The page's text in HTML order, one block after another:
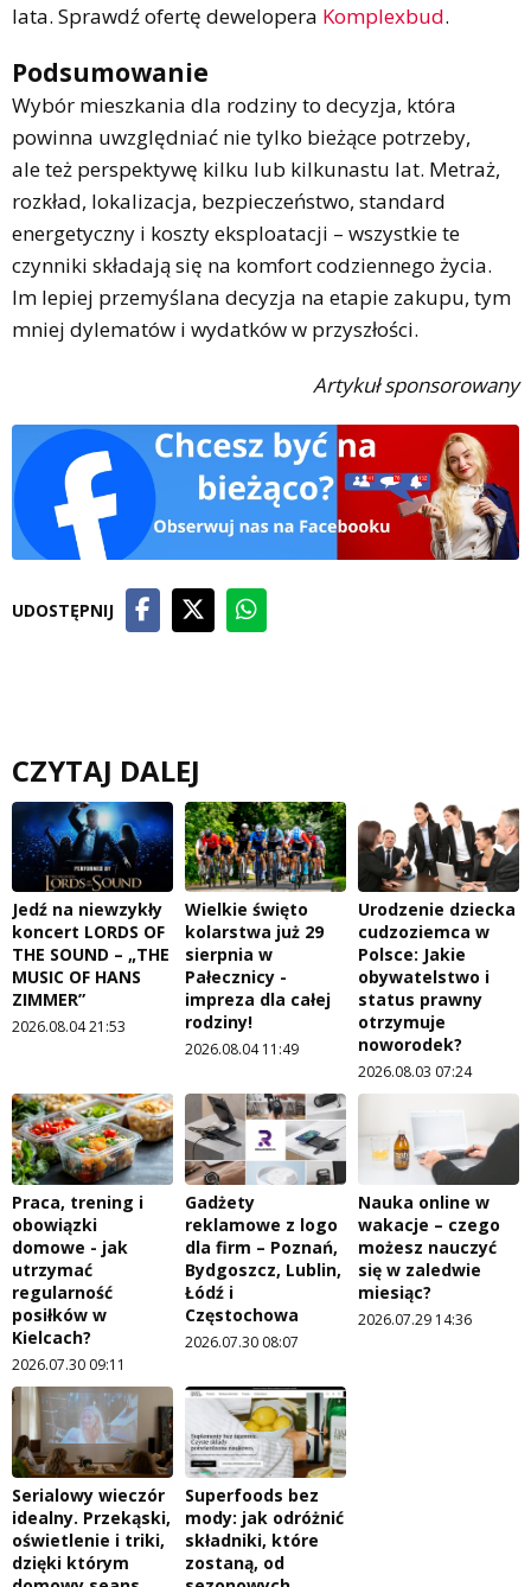
lata. Sprawdź ofertę dewelopera Komplexbud.
Podsumowanie
Wybór mieszkania dla rodziny to decyzja, która
powinna uwzględniać nie tylko bieżące potrzeby,
ale też perspektywę kilku lub kilkunastu lat. Metraż,
rozkład, lokalizacja, bezpieczeństwo, standard
energetyczny i koszty eksploatacji – wszystkie te
czynniki składają się na komfort codziennego życia.
Im lepiej przemyślana decyzja na etapie zakupu, tym
mniej dylematów i wydatków w przyszłości.
Artykuł sponsorowany
UDOSTĘPNIJ
CZYTAJ DALEJ
Jedź na niewzykły
koncert LORDS OF
THE SOUND – „THE
MUSIC OF HANS
ZIMMER”
2026.08.04 21:53
Wielkie święto
kolarstwa już 29
sierpnia w
Pałecznicy -
impreza dla całej
rodziny!
2026.08.04 11:49
Urodzenie dziecka
cudzoziemca w
Polsce: Jakie
obywatelstwo i
status prawny
otrzymuje
noworodek?
2026.08.03 07:24
Praca, trening i
obowiązki
domowe - jak
utrzymać
regularność
posiłków w
Kielcach?
2026.07.30 09:11
Gadżety
reklamowe z logo
dla firm – Poznań,
Bydgoszcz, Lublin,
Łódź i
Częstochowa
2026.07.30 08:07
Nauka online w
wakacje – czego
możesz nauczyć
się w zaledwie
miesiąc?
2026.07.29 14:36
Serialowy wieczór
idealny. Przekąski,
oświetlenie i triki,
dzięki którym
Superfoods bez
mody: jak odróżnić
składniki, które
zostaną, od